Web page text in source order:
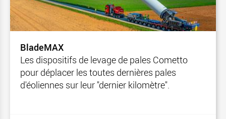
BladeMAX
Les dispositifs de levage de pales Cometto
pour déplacer les toutes dernières pales
d'éoliennes sur leur "dernier kilomètre".